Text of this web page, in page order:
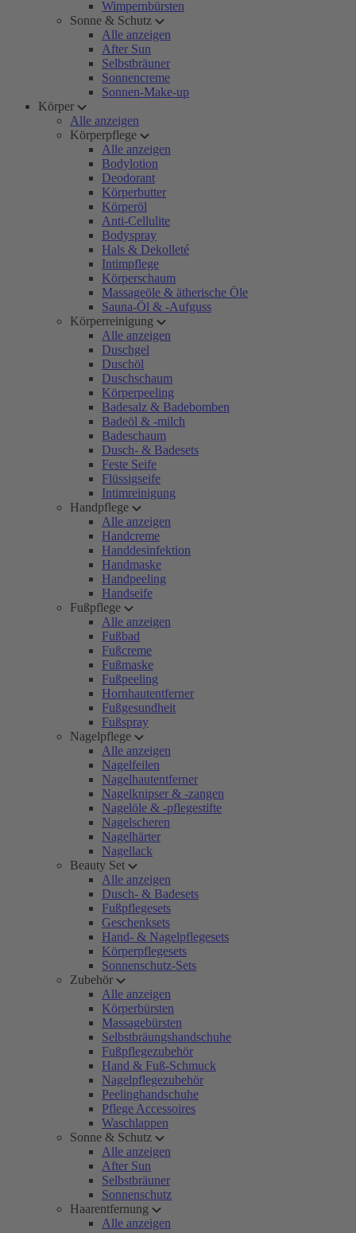
Wimpernbürsten
Sonne & Schutz
Alle anzeigen
After Sun
Selbstbräuner
Sonnencreme
Sonnen-Make-up
Körper
Alle anzeigen
Körperpflege
Alle anzeigen
Bodylotion
Deodorant
Körperbutter
Körperöl
Anti-Cellulite
Bodyspray
Hals & Dekolleté
Intimpflege
Körperschaum
Massageöle & ätherische Öle
Sauna-Öl & -Aufguss
Körperreinigung
Alle anzeigen
Duschgel
Duschöl
Duschschaum
Körperpeeling
Badesalz & Badebomben
Badeöl & -milch
Badeschaum
Dusch- & Badesets
Feste Seife
Flüssigseife
Intimreinigung
Handpflege
Alle anzeigen
Handcreme
Handdesinfektion
Handmaske
Handpeeling
Handseife
Fußpflege
Alle anzeigen
Fußbad
Fußcreme
Fußmaske
Fußpeeling
Hornhautentferner
Fußgesundheit
Fußspray
Nagelpflege
Alle anzeigen
Nagelfeilen
Nagelhautentferner
Nagelknipser & -zangen
Nagelöle & -pflegestifte
Nagelscheren
Nagelhärter
Nagellack
Beauty Set
Alle anzeigen
Dusch- & Badesets
Fußpflegesets
Geschenksets
Hand- & Nagelpflegesets
Körperpflegesets
Sonnenschutz-Sets
Zubehör
Alle anzeigen
Körperbürsten
Massagebürsten
Selbstbräungshandschuhe
Fußpflegezubehör
Hand & Fuß-Schmuck
Nagelpflegezubehör
Peelinghandschuhe
Pflege Accessoires
Waschlappen
Sonne & Schutz
Alle anzeigen
After Sun
Selbstbräuner
Sonnenschutz
Haarentfernung
Alle anzeigen